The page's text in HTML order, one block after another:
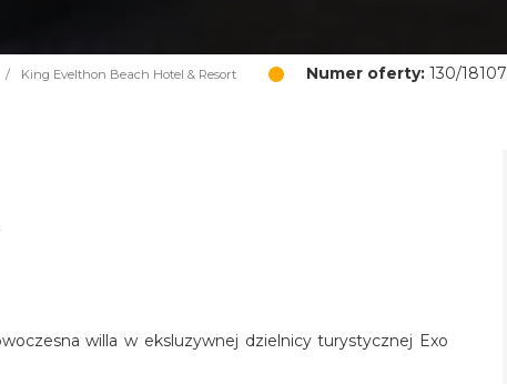
/ King Evelthon Beach Hotel & Resort Numer oferty:130/18107
willa w eksluzywnej dzielnicy turystycznej Exo